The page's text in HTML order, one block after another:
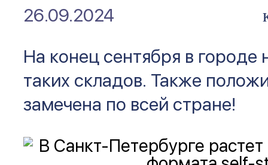
26.09.2024
На конец сентября в городе
таких складов. Также
замечена по всей стране!